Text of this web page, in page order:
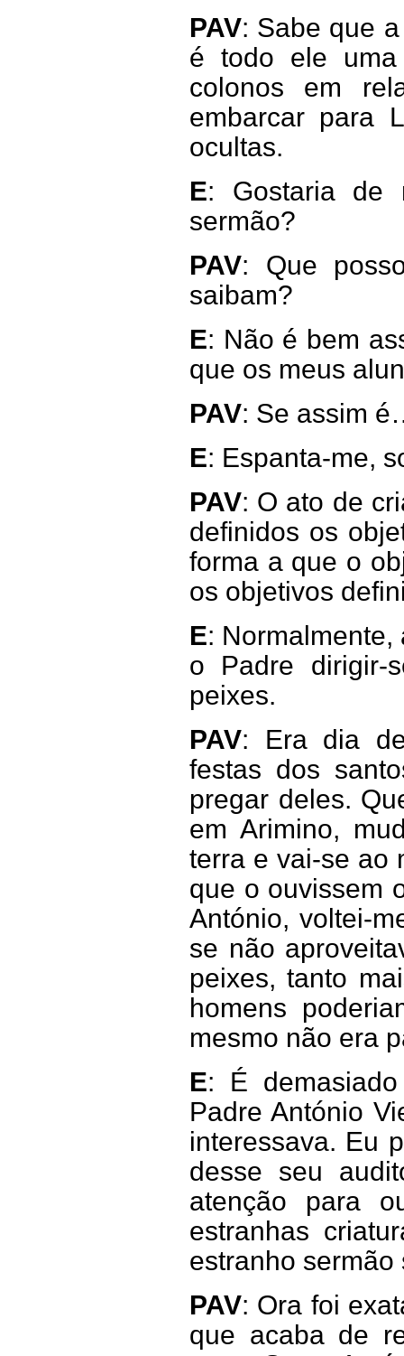
PAV: Sabe que
é todo ele uma
colonos em
embarcar para
ocultas.
E: Gostaria de
sermão?
PAV: Que
saibam?
E: Não é bem
que os meus
PAV: Se assim
E: Espanta-me,
PAV: O ato de
definidos os
forma a que o
os objetivos
E:
o Padre dirigir-
peixes.
PAV: Era dia
festas dos
pregar deles.
em Arimino,
terra e vai-se ao
que o ouvissem
António, voltei-
se não
peixes, tanto
homens
mesmo não era
E: É
Padre António
interessava. Eu
desse seu
atenção para
estranhas
estranho sermão
PAV: Ora foi
que acaba de